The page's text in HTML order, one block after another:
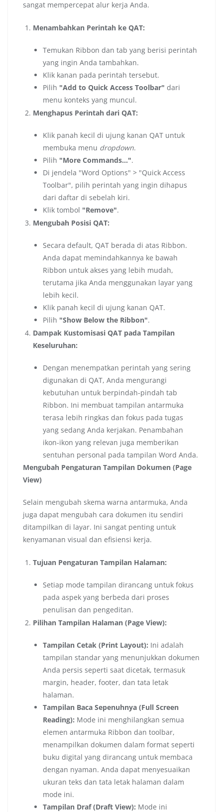
sangat mempercepat alur kerja Anda.
Menambahkan Perintah ke QAT:
Temukan Ribbon dan tab yang berisi perintah
yang ingin Anda tambahkan.
Klik kanan pada perintah tersebut.
Pilih "Add to Quick Access Toolbar" dari
menu konteks yang muncul.
Menghapus Perintah dari QAT:
Klik panah kecil di ujung kanan QAT untuk
membuka menu dropdown.
Pilih "More Commands…".
Di jendela "Word Options" > "Quick Access
Toolbar", pilih perintah yang ingin dihapus
dari daftar di sebelah kiri.
Klik tombol "Remove".
Mengubah Posisi QAT:
Secara default, QAT berada di atas Ribbon.
Anda dapat memindahkannya ke bawah
Ribbon untuk akses yang lebih mudah,
terutama jika Anda menggunakan layar yang
lebih kecil.
Klik panah kecil di ujung kanan QAT.
Pilih "Show Below the Ribbon".
Dampak Kustomisasi QAT pada Tampilan
Keseluruhan:
Dengan menempatkan perintah yang sering
digunakan di QAT, Anda mengurangi
kebutuhan untuk berpindah-pindah tab
Ribbon. Ini membuat tampilan antarmuka
terasa lebih ringkas dan fokus pada tugas
yang sedang Anda kerjakan. Penambahan
ikon-ikon yang relevan juga memberikan
sentuhan personal pada tampilan Word Anda.
Mengubah Pengaturan Tampilan Dokumen (Page
View)
Selain mengubah skema warna antarmuka, Anda
juga dapat mengubah cara dokumen itu sendiri
ditampilkan di layar. Ini sangat penting untuk
kenyamanan visual dan efisiensi kerja.
Tujuan Pengaturan Tampilan Halaman:
Setiap mode tampilan dirancang untuk fokus
pada aspek yang berbeda dari proses
penulisan dan pengeditan.
Pilihan Tampilan Halaman (Page View):
Tampilan Cetak (Print Layout): Ini adalah
tampilan standar yang menunjukkan dokumen
Anda persis seperti saat dicetak, termasuk
margin, header, footer, dan tata letak
halaman.
Tampilan Baca Sepenuhnya (Full Screen
Reading): Mode ini menghilangkan semua
elemen antarmuka Ribbon dan toolbar,
menampilkan dokumen dalam format seperti
buku digital yang dirancang untuk membaca
dengan nyaman. Anda dapat menyesuaikan
ukuran teks dan tata letak halaman dalam
mode ini.
Tampilan Draf (Draft View): Mode ini